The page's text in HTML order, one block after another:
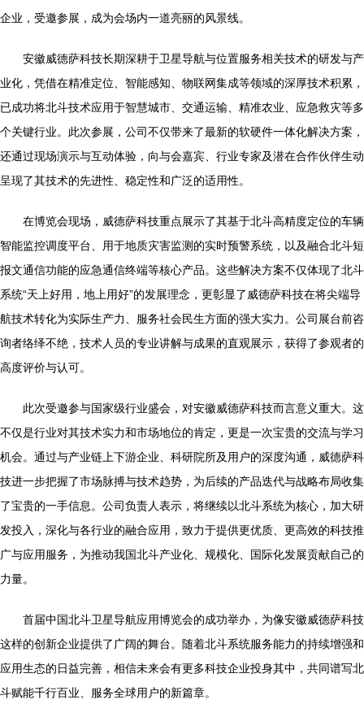
企业，受邀参展，成为会场内一道亮丽的风景线。
安徽威德萨科技长期深耕于卫星导航与位置服务相关技术的研发与产
业化，凭借在精准定位、智能感知、物联网集成等领域的深厚技术积累，
已成功将北斗技术应用于智慧城市、交通运输、精准农业、应急救灾等多
个关键行业。此次参展，公司不仅带来了最新的软硬件一体化解决方案，
还通过现场演示与互动体验，向与会嘉宾、行业专家及潜在合作伙伴生动
呈现了其技术的先进性、稳定性和广泛的适用性。
在博览会现场，威德萨科技重点展示了其基于北斗高精度定位的车辆
智能监控调度平台、用于地质灾害监测的实时预警系统，以及融合北斗短
报文通信功能的应急通信终端等核心产品。这些解决方案不仅体现了北斗
系统“天上好用，地上用好”的发展理念，更彰显了威德萨科技在将尖端导
航技术转化为实际生产力、服务社会民生方面的强大实力。公司展台前咨
询者络绎不绝，技术人员的专业讲解与成果的直观展示，获得了参观者的
高度评价与认可。
此次受邀参与国家级行业盛会，对安徽威德萨科技而言意义重大。这
不仅是行业对其技术实力和市场地位的肯定，更是一次宝贵的交流与学习
机会。通过与产业链上下游企业、科研院所及用户的深度沟通，威德萨科
技进一步把握了市场脉搏与技术趋势，为后续的产品迭代与战略布局收集
了宝贵的一手信息。公司负责人表示，将继续以北斗系统为核心，加大研
发投入，深化与各行业的融合应用，致力于提供更优质、更高效的科技推
广与应用服务，为推动我国北斗产业化、规模化、国际化发展贡献自己的
力量。
首届中国北斗卫星导航应用博览会的成功举办，为像安徽威德萨科技
这样的创新企业提供了广阔的舞台。随着北斗系统服务能力的持续增强和
应用生态的日益完善，相信未来会有更多科技企业投身其中，共同谱写北
斗赋能千行百业、服务全球用户的新篇章。